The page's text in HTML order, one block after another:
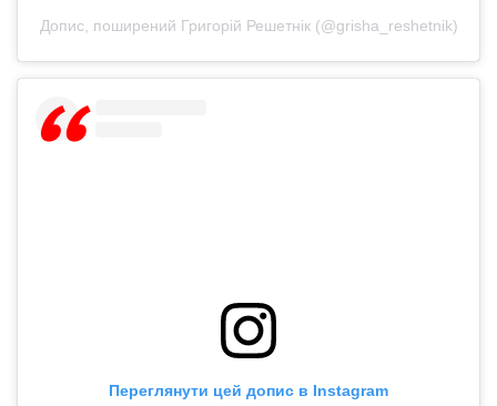
Допис, поширений Григорій Решетнік (@grisha_reshetnik)
Переглянути цей допис в Instagram